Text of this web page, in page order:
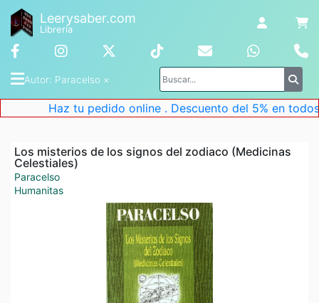
Leerysaber.com
Librería
Autor: Paracelso ×
Haz tu pedido online . Descuento del 5% en
Los misterios de los signos del zodiaco (Medicinas
Celestiales)
Paracelso
Humanitas